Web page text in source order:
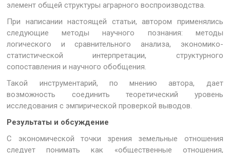
элемент общей структуры аграрного воспроизводства.
При написании настоящей статьи, автором применялись
следующие методы научного познания: методы
логического и сравнительного анализа, экономико-
статистической интерпретации, структурного
сопоставления и научного обобщения.
Такой инструментарий, по мнению автора, дает
возможность соединить теоретический уровень
исследования с эмпирической проверкой выводов.
Результаты и обсуждение
С экономической точки зрения земельные отношения
следует понимать как «общественные отношения,